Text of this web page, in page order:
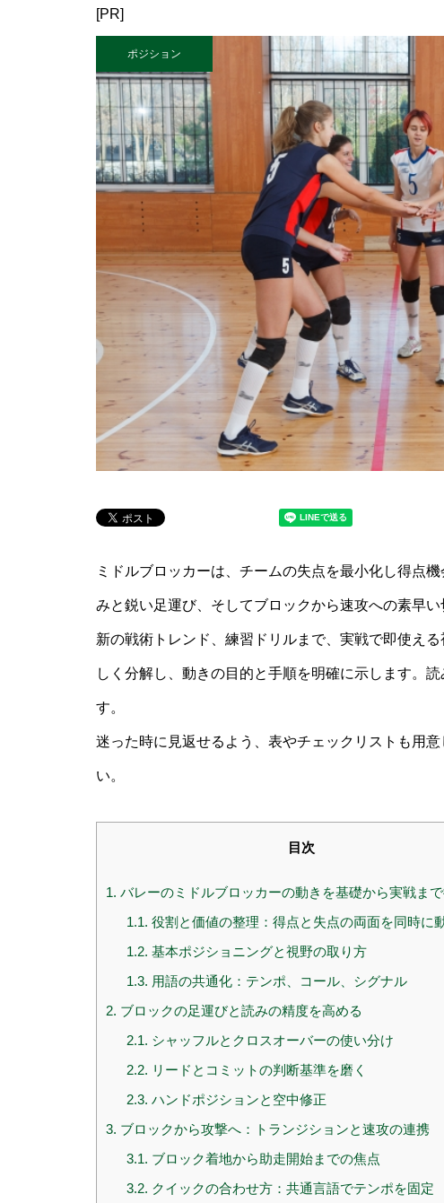
[PR]
ポジション
ミドルブロッカーは、チームの失点を最小化し得点
みと鋭い足運び、そしてブロックから速攻への素早
新の戦術トレンド、練習ドリルまで、実戦で即使え
しく分解し、動きの目的と手順を明確に示します。
す。
迷った時に見返せるよう、表やチェックリストも用
い。
目次
1. バレーのミドルブロッカーの動きを基礎から実戦ま
1.1. 役割と価値の整理：得点と失点の両面を同時に
1.2. 基本ポジショニングと視野の取り方
1.3. 用語の共通化：テンポ、コール、シグナル
2. ブロックの足運びと読みの精度を高める
2.1. シャッフルとクロスオーバーの使い分け
2.2. リードとコミットの判断基準を磨く
2.3. ハンドポジションと空中修正
3. ブロックから攻撃へ：トランジションと速攻の連携
3.1. ブロック着地から助走開始までの焦点
3.2. クイックの合わせ方：共通言語でテンポを固定